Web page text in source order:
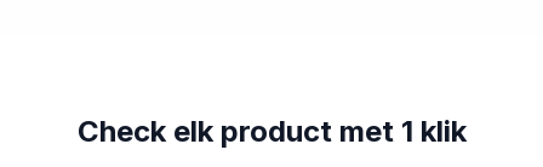
Check elk product met 1 klik